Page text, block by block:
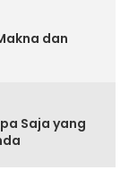
dan
Saja yang